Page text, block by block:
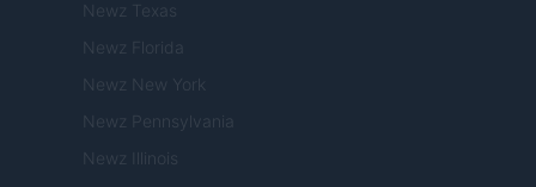
Newz Texas
Newz Florida
Newz New York
Newz Pennsylvania
Newz Illinois